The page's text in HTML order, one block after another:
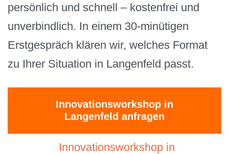
persönlich und schnell – kostenfrei und
unverbindlich. In einem 30-minütigen
Erstgespräch klären wir, welches Format
zu Ihrer Situation in Langenfeld passt.
Innovationsworkshop in
Langenfeld anfragen
Innovationsworkshop in